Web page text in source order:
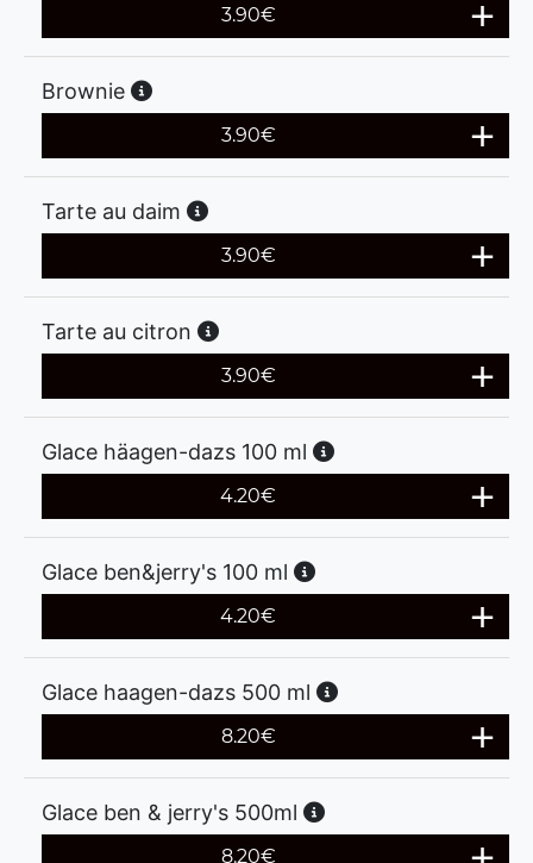
3.90€
Brownie
3.90€
Tarte au daim
3.90€
Tarte au citron
3.90€
Glace häagen-dazs 100 ml
4.20€
Glace ben&jerry's 100 ml
4.20€
Glace haagen-dazs 500 ml
8.20€
Glace ben & jerry's 500ml
8.20€